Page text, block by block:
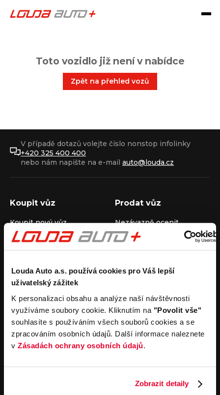
Louda Auto a.s. používá cookies pro Váš lepší
uživatelský zážitek
K personalizaci obsahu a analýze naší návštěvnosti
využíváme soubory cookie. Kliknutím na "Povolit vše"
souhlasíte s používáním všech souborů cookies a se
zpracováním osobních údajů. Další informace naleznete
v Zásadách ochrany osobních údajů.
Zobrazit detaily
Toto vozidlo již není v nabídce
Zpět na přehled vozů
V případě dotazů volejte číslo nonstop infolinky
+420 325 400 400
nebo nám napište na e-mail auto@louda.cz
Koupit vůz
Koupit nový vůz
Koupit ojetý vůz
Koupit užitkový vůz
Prodat vůz
Nezávazně ocenit
Průběh výkupu vozu
Pronájem
Carsharing
Autopůjčovna
Operativní leasing
Společnost
Louda Auto+ Poděbrady
Obytné vozy
Novinky
Kariéra
Servisní služby
Servis
Důležité odkazy
Cookies
Všeobecné obchodní
podmínky pro online